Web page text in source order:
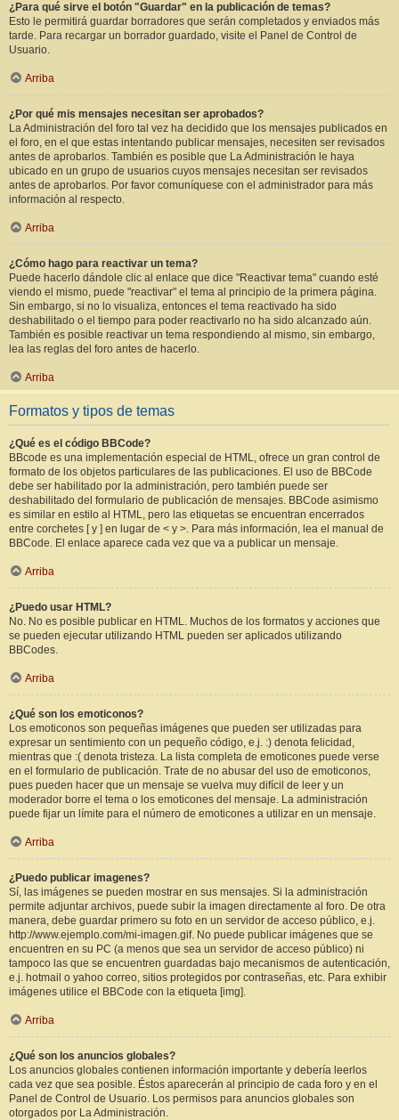
¿Para qué sirve el botón "Guardar" en la publicación de temas?
Esto le permitirá guardar borradores que serán completados y enviados más
tarde. Para recargar un borrador guardado, visite el Panel de Control de
Usuario.
Arriba
¿Por qué mis mensajes necesitan ser aprobados?
La Administración del foro tal vez ha decidido que los mensajes publicados en
el foro, en el que estas intentando publicar mensajes, necesiten ser revisados
antes de aprobarlos. También es posible que La Administración le haya
ubicado en un grupo de usuarios cuyos mensajes necesitan ser revisados
antes de aprobarlos. Por favor comuníquese con el administrador para más
información al respecto.
Arriba
¿Cómo hago para reactivar un tema?
Puede hacerlo dándole clic al enlace que dice "Reactivar tema" cuando esté
viendo el mismo, puede "reactivar" el tema al principio de la primera página.
Sin embargo, si no lo visualiza, entonces el tema reactivado ha sido
deshabilitado o el tiempo para poder reactivarlo no ha sido alcanzado aún.
También es posible reactivar un tema respondiendo al mismo, sin embargo,
lea las reglas del foro antes de hacerlo.
Arriba
Formatos y tipos de temas
¿Qué es el código BBCode?
BBcode es una implementación especial de HTML, ofrece un gran control de
formato de los objetos particulares de las publicaciones. El uso de BBCode
debe ser habilitado por la administración, pero también puede ser
deshabilitado del formulario de publicación de mensajes. BBCode asimismo
es similar en estilo al HTML, pero las etiquetas se encuentran encerrados
entre corchetes [ y ] en lugar de < y >. Para más información, lea el manual de
BBCode. El enlace aparece cada vez que va a publicar un mensaje.
Arriba
¿Puedo usar HTML?
No. No es posible publicar en HTML. Muchos de los formatos y acciones que
se pueden ejecutar utilizando HTML pueden ser aplicados utilizando
BBCodes.
Arriba
¿Qué son los emoticonos?
Los emoticonos son pequeñas imágenes que pueden ser utilizadas para
expresar un sentimiento con un pequeño código, e.j. :) denota felicidad,
mientras que :( denota tristeza. La lista completa de emoticones puede verse
en el formulario de publicación. Trate de no abusar del uso de emoticonos,
pues pueden hacer que un mensaje se vuelva muy difícil de leer y un
moderador borre el tema o los emoticones del mensaje. La administración
puede fijar un límite para el número de emoticones a utilizar en un mensaje.
Arriba
¿Puedo publicar imagenes?
Sí, las imágenes se pueden mostrar en sus mensajes. Si la administración
permite adjuntar archivos, puede subir la imagen directamente al foro. De otra
manera, debe guardar primero su foto en un servidor de acceso público, e.j.
http://www.ejemplo.com/mi-imagen.gif. No puede publicar imágenes que se
encuentren en su PC (a menos que sea un servidor de acceso público) ni
tampoco las que se encuentren guardadas bajo mecanismos de autenticación,
e.j. hotmail o yahoo correo, sitios protegidos por contraseñas, etc. Para exhibir
imágenes utilice el BBCode con la etiqueta [img].
Arriba
¿Qué son los anuncios globales?
Los anuncios globales contienen información importante y debería leerlos
cada vez que sea posible. Éstos aparecerán al principio de cada foro y en el
Panel de Control de Usuario. Los permisos para anuncios globales son
otorgados por La Administración.